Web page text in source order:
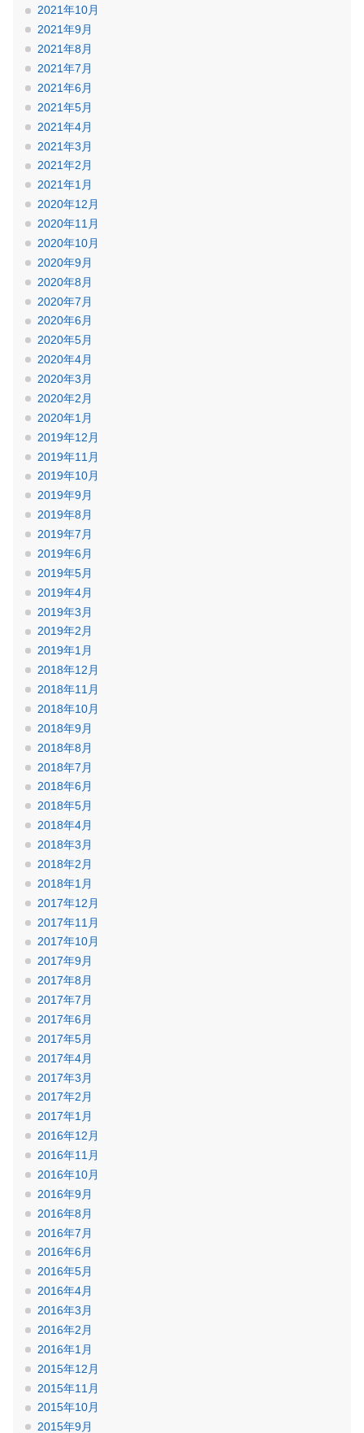
2021年10月
2021年9月
2021年8月
2021年7月
2021年6月
2021年5月
2021年4月
2021年3月
2021年2月
2021年1月
2020年12月
2020年11月
2020年10月
2020年9月
2020年8月
2020年7月
2020年6月
2020年5月
2020年4月
2020年3月
2020年2月
2020年1月
2019年12月
2019年11月
2019年10月
2019年9月
2019年8月
2019年7月
2019年6月
2019年5月
2019年4月
2019年3月
2019年2月
2019年1月
2018年12月
2018年11月
2018年10月
2018年9月
2018年8月
2018年7月
2018年6月
2018年5月
2018年4月
2018年3月
2018年2月
2018年1月
2017年12月
2017年11月
2017年10月
2017年9月
2017年8月
2017年7月
2017年6月
2017年5月
2017年4月
2017年3月
2017年2月
2017年1月
2016年12月
2016年11月
2016年10月
2016年9月
2016年8月
2016年7月
2016年6月
2016年5月
2016年4月
2016年3月
2016年2月
2016年1月
2015年12月
2015年11月
2015年10月
2015年9月